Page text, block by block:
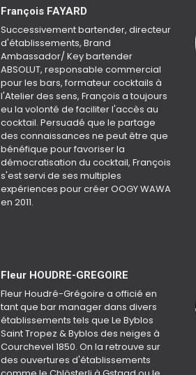
François FAYARD
Successivement bartender, directeur
d'établissements, Brand
Ambassador/ Key bartender
ABSOLUT, responsable commercial
pour les bars, formateur cocktails à
l'Atelier des sens, François a toujours
eu la volonté de faciliter l'accès au
cocktail. Persuadé que le partage
des connaissances ne peut être que
bénéfique pour favoriser la
démocratisation du cocktail, François
s'est servi de ses multiples
expériences pour créer OOGY WAWA
en 2011.
Fleur HOUDRE-GREGOIRE
Fleur Houdré-Grégoire a officié en
tant que bar manager dans divers
établissements tels que Le Byblos
Saint Tropez & Byblos des neiges à
Courchevel 1850. On la retrouve sur
des ouvertures d'établissements